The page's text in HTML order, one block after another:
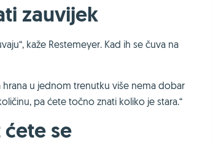
zauvijek
kaže Restemeyer. Kad ih se čuva na
u jednom trenutku više nema dobar
pa ćete točno znati koliko je stara.“
se